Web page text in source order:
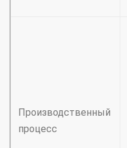
Производственный
процесс